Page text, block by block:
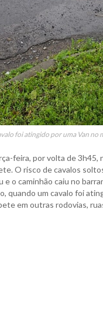
foi atingido por uma Van
feira, por volta de 3h45,
O risco de cavalos
o caminhão caiu no
quando um cavalo foi
em outras rodovias,